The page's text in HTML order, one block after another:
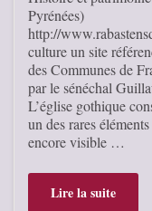
Pyrénées)
http://
culture un site
des Communes de
par le sénéchal
L’église gothique
un des rares
encore visible …
Lire la suite